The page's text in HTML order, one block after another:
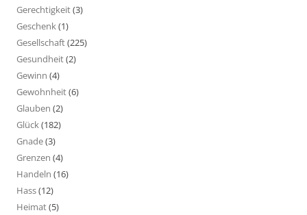
Gerechtigkeit(3)
Geschenk(1)
Gesellschaft(225)
Gesundheit(2)
Gewinn (4)
Gewohnheit(6)
Glauben (2)
Glück(182)
Gnade(3)
Grenzen (4)
Handeln (16)
Hass(12)
Heimat(5)